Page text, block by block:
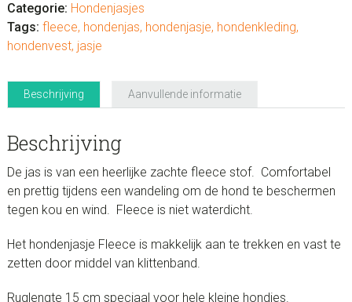
Categorie: Hondenjasjes
Tags: fleece, hondenjas, hondenjasje, hondenkleding,
hondenvest, jasje
Beschrijving Aanvullende informatie
Beschrijving
De jas is van een heerlijke zachte fleece stof. Comfortabel
en prettig tijdens een wandeling om de hond te beschermen
tegen kou en wind. Fleece is niet waterdicht.
Het hondenjasje Fleece is makkelijk aan te trekken en vast te
zetten door middel van klittenband.
Ruglengte 15 cm speciaal voor hele kleine hondjes.